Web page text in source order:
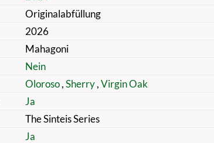
Originalabfüllung
2026
Mahagoni
Nein
Oloroso,Sherry,Virgin Oak
Ja
The Sinteis Series
Ja